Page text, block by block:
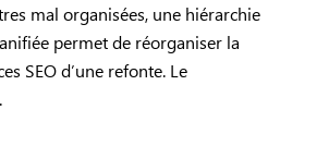
mal organisées, une hiérarchie
permet de réorganiser la
SEO d’une refonte. Le